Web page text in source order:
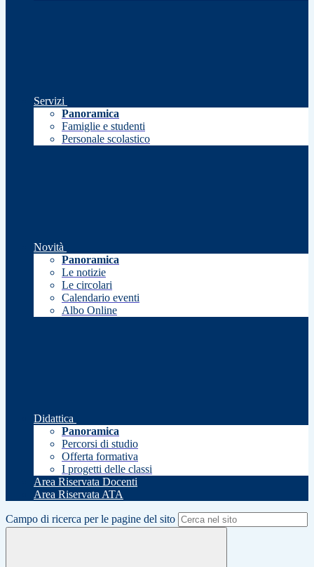
Servizi
Panoramica
Famiglie e studenti
Personale scolastico
Novità
Panoramica
Le notizie
Le circolari
Calendario eventi
Albo Online
Didattica
Panoramica
Percorsi di studio
Offerta formativa
I progetti delle classi
Area Riservata Docenti
Area Riservata ATA
Campo di ricerca per le pagine del sito